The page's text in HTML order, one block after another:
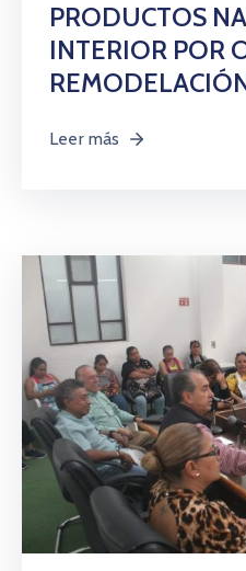
PRODUCTOS
INTERIOR POR
Leer más